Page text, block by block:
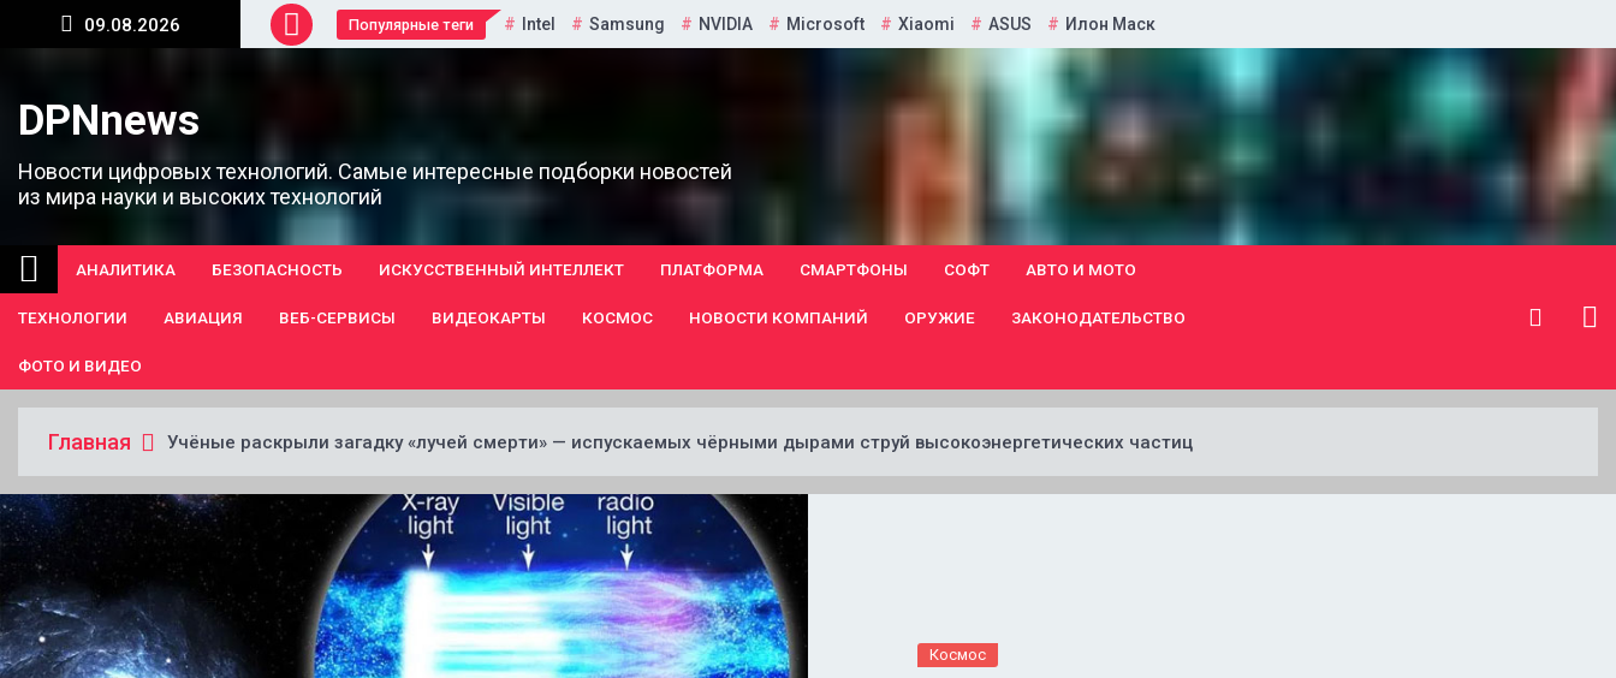
Перейти
09.08.2026 Популярные теги Intel Samsung NVIDIA Microsoft Xiaomi ASUS Илон Маск
DPNnews
Новости цифровых технологий. Самые интересные подборки новостей
из мира науки и высоких технологий
АНАЛИТИКА БЕЗОПАСНОСТЬ ИСКУССТВЕННЫЙ ИНТЕЛЛЕКТ ПЛАТФОРМА СМАРТФОНЫ СОФТ АВТО И МОТО
ТЕХНОЛОГИИ АВИАЦИЯ ВЕБ-СЕРВИСЫ ВИДЕОКАРТЫ КОСМОС НОВОСТИ КОМПАНИЙ ОРУЖИЕ ЗАКОНОДАТЕЛЬСТВО
ФОТО И ВИДЕО
Главная Учёные раскрыли загадку «лучей смерти» — испускаемых чёрными дырами струй высокоэнергетических частиц
Космос